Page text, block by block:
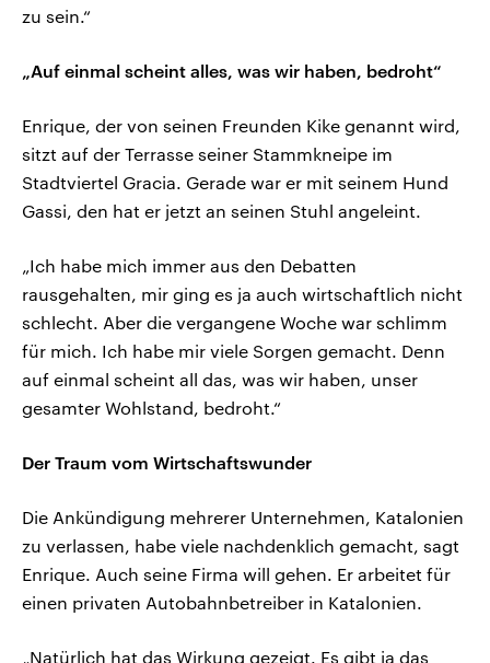
zu sein.“
„Auf einmal scheint alles, was wir haben, bedroht“
Enrique, der von seinen Freunden Kike genannt wird,
sitzt auf der Terrasse seiner Stammkneipe im
Stadtviertel Gracia. Gerade war er mit seinem Hund
Gassi, den hat er jetzt an seinen Stuhl angeleint.
„Ich habe mich immer aus den Debatten
rausgehalten, mir ging es ja auch wirtschaftlich nicht
schlecht. Aber die vergangene Woche war schlimm
für mich. Ich habe mir viele Sorgen gemacht. Denn
auf einmal scheint all das, was wir haben, unser
gesamter Wohlstand, bedroht.“
Der Traum vom Wirtschaftswunder
Die Ankündigung mehrerer Unternehmen, Katalonien
zu verlassen, habe viele nachdenklich gemacht, sagt
Enrique. Auch seine Firma will gehen. Er arbeitet für
einen privaten Autobahnbetreiber in Katalonien.
„Natürlich hat das Wirkung gezeigt. Es gibt ja das